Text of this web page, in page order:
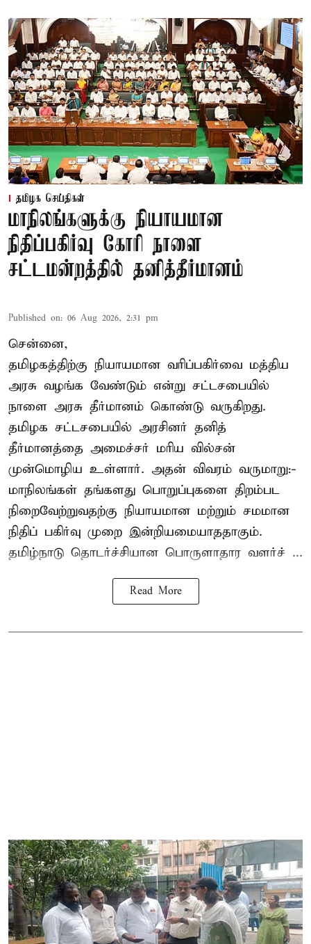
தமிழக செய்திகள்
மாநிலங்களுக்கு நியாயமான
நிதிப்பகிர்வு கோரி நாளை
சட்டமன்றத்தில் தனித்தீர்மானம்
Published on: 06 Aug 2026, 2:31 pm
சென்னை,
தமிழகத்திற்கு நியாயமான வரிப்பகிர்வை மத்திய
அரசு வழங்க வேண்டும் என்று சட்டசபையில்
நாளை அரசு தீர்மானம் கொண்டு வருகிறது.
தமிழக சட்டசபையில் அரசினர் தனித்
தீர்மானத்தை அமைச்சர் மரிய வில்சன்
முன்மொழிய உள்ளார். அதன் விவரம் வருமாறு:-
மாநிலங்கள் தங்களது பொறுப்புகளை திறம்பட
நிறைவேற்றுவதற்கு நியாயமான மற்றும் சமமான
நிதிப் பகிர்வு முறை இன்றியமையாததாகும்.
தமிழ்நாடு தொடர்ச்சியான பொருளாதார வளர்ச் ...
Read More